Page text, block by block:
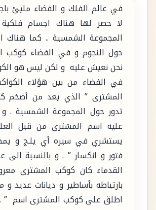
في عالم الفلك و الفضاء مليئ
لا حصر لها هناك اجسام
المجموعة الشمسية .. كما هناك
حول النجوم و في الفضاء كوكب
نحن نعيش عليه و لكن ليس هو
في الفضاء من بين هؤلاء
المشترى ” الذي يعد من أضخم
تدور حول المجموعة الشمسية .
عليه اسم المشترى من قبل
يستشري في سيره أي يلـج و
فتور و انكسار ” . و بالنسبة الى
القدماء كان كوكب المشترى
بارتباطه بأساطير و ديانات عديد
اطلق على كوكب المشترى اسم ”